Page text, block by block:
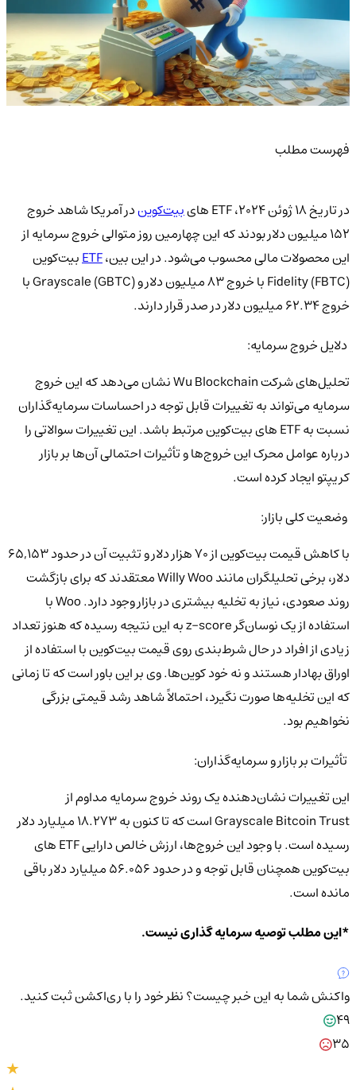
فهرست مطلب
در تاریخ 18 ژوئن 2024، ETF های بیت‌کویندر آمریکا شاهد خروج
152 میلیون دلار بودند که این چهارمین روز متوالی خروج سرمایه از
این محصولات مالی محسوب می‌شود. در این بین،ETFبیت‌کوین
Fidelity (FBTC) با خروج 83 میلیون دلار و Grayscale (GBTC) با
خروج 62.34 میلیون دلار در صدر قرار دارند.
دلایل خروج سرمایه:
تحلیل‌های شرکت Wu Blockchain نشان می‌دهد که این خروج
سرمایه می‌تواند به تغییرات قابل توجه در احساسات سرمایه‌گذاران
نسبت به ETF های بیت‌کوین مرتبط باشد. این تغییرات سوالاتی را
درباره عوامل محرک این خروج‌ها و تأثیرات احتمالی آن‌ها بر بازار
کریپتو ایجاد کرده است.
وضعیت کلی بازار:
با کاهش قیمت بیت‌کوین از 70 هزار دلار و تثبیت آن در حدود 65,153
دلار، برخی تحلیلگران مانند Willy Woo معتقدند که برای بازگشت
روند صعودی، نیاز به تخلیه بیشتری در بازار وجود دارد. Woo با
استفاده از یک نوسان‌گر z-score به این نتیجه رسیده که هنوز تعداد
زیادی از افراد در حال شرط‌بندی روی قیمت بیت‌کوین با استفاده از
اوراق بهادار هستند و نه خود کوین‌ها. وی بر این باور است که تا زمانی
که این تخلیه‌ها صورت نگیرد، احتمالاً شاهد رشد قیمتی بزرگی
نخواهیم بود.
تأثیرات بر بازار و سرمایه‌گذاران:
این تغییرات نشان‌دهنده یک روند خروج سرمایه مداوم از
Grayscale Bitcoin Trust است که تا کنون به 18.273 میلیارد دلار
رسیده است. با وجود این خروج‌ها، ارزش خالص دارایی ETF های
بیت‌کوین همچنان قابل توجه و در حدود 56.056 میلیارد دلار باقی
مانده است.
*این مطلب توصیه سرمایه گذاری نیست.
واکنش شما به این خبر چیست؟نظر خود را با ری‌اکشن ثبت کنید.
49
35